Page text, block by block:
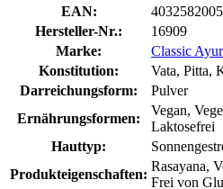
EAN:
Hersteller-Nr.:
16909
Marke:
Classic
Konstitution:
Vata, Pitta,
Darreichungsform:
Pulver
Ernährungsformen:
Vegan,
Laktosefrei
Hauttyp:
Produkteigenschaften:
Rasayana,
Frei von